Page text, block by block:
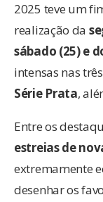
2025 teve um
realização da
sábado (25) e
intensas nas
Série Prata,
Entre os
estreias de
extremamente
desenhar os